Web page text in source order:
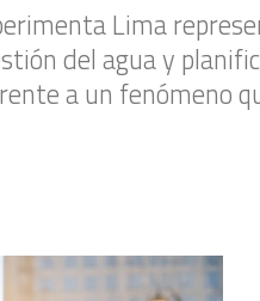
Lima
del agua y
a un fenómeno